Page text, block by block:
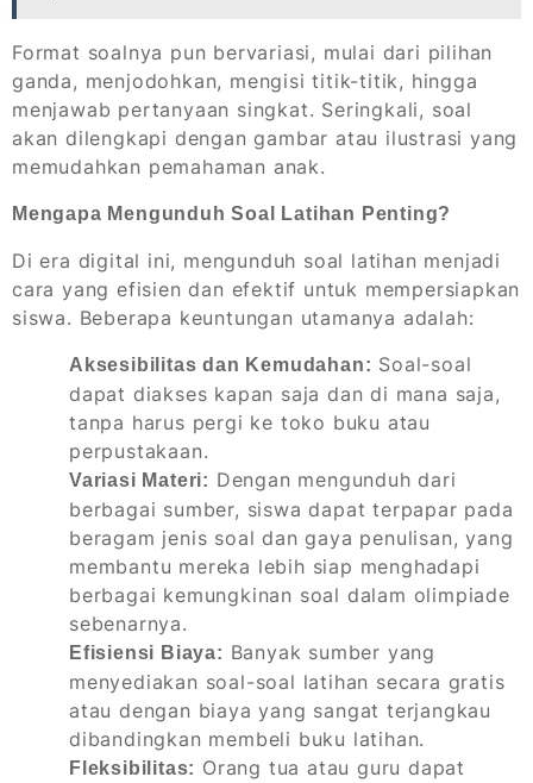
Format soalnya pun bervariasi, mulai dari pilihan
ganda, menjodohkan, mengisi titik-titik, hingga
menjawab pertanyaan singkat. Seringkali, soal
akan dilengkapi dengan gambar atau ilustrasi yang
memudahkan pemahaman anak.
Mengapa Mengunduh Soal Latihan Penting?
Di era digital ini, mengunduh soal latihan menjadi
cara yang efisien dan efektif untuk mempersiapkan
siswa. Beberapa keuntungan utamanya adalah:
Aksesibilitas dan Kemudahan: Soal-soal
dapat diakses kapan saja dan di mana saja,
tanpa harus pergi ke toko buku atau
perpustakaan.
Variasi Materi: Dengan mengunduh dari
berbagai sumber, siswa dapat terpapar pada
beragam jenis soal dan gaya penulisan, yang
membantu mereka lebih siap menghadapi
berbagai kemungkinan soal dalam olimpiade
sebenarnya.
Efisiensi Biaya: Banyak sumber yang
menyediakan soal-soal latihan secara gratis
atau dengan biaya yang sangat terjangkau
dibandingkan membeli buku latihan.
Fleksibilitas: Orang tua atau guru dapat